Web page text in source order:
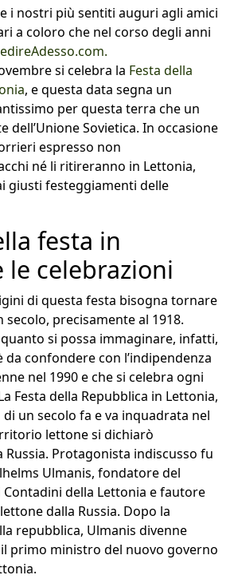
kg
cm cm
calcola
i nostri più sentiti auguri agli amici
a coloro che nel corso degli anni
si celebra la Festa della
, e questa data segna un
per questa terra che un
dell’Unione Sovietica. In occasione
espresso non
né li ritireranno in Lettonia,
giusti festeggiamenti delle
festa in
le celebrazioni
di questa festa bisogna tornare
precisamente al 1918.
si possa immaginare, infatti,
confondere con l’indipendenza
nel 1990 e che si celebra ogni
Festa della Repubblica in Lettonia,
di un secolo fa e va inquadrata nel
lettone si dichiarò
Protagonista indiscusso fu
Ulmanis, fondatore del
della Lettonia e fautore
dalla Russia. Dopo la
repubblica, Ulmanis divenne
primo ministro del nuovo governo